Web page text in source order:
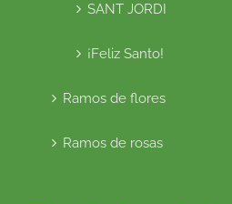
SANT JORDI
¡Feliz Santo!
Ramos de flores
Ramos de rosas